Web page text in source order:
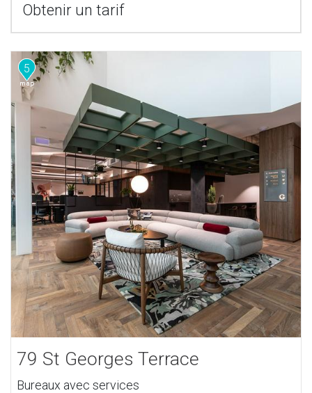
Obtenir un tarif
5
79 St Georges Terrace
Bureaux avec services